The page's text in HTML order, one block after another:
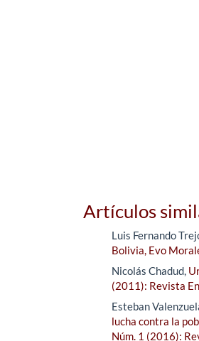
Artículos
Luis Fernando
Bolivia, Evo
Nicolás Chadud,
(2011): Revista
Esteban
lucha contra la
Núm. 1 (2016):